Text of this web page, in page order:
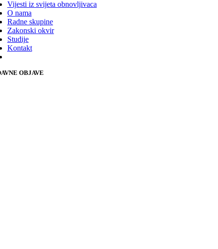
Vijesti iz svijeta obnovljivaca
O nama
Radne skupine
Zakonski okvir
Studije
Kontakt
OBJAVE